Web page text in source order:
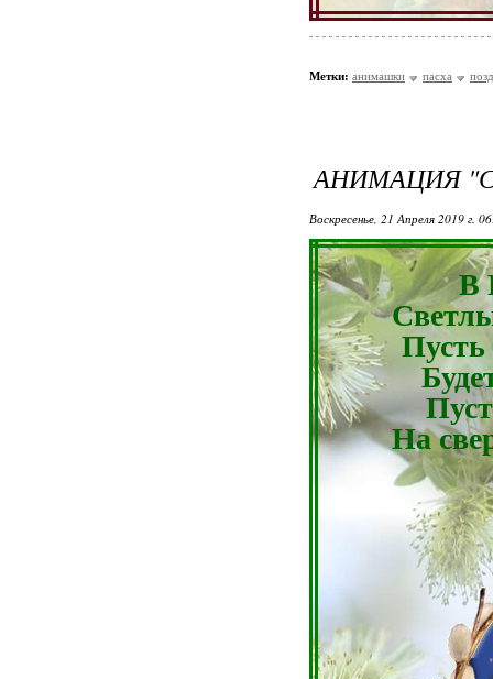
Метки: анимашки пасха
АНИМАЦИЯ
Воскресенье, 21 Апреля 2019 г.
В
Пусть
На